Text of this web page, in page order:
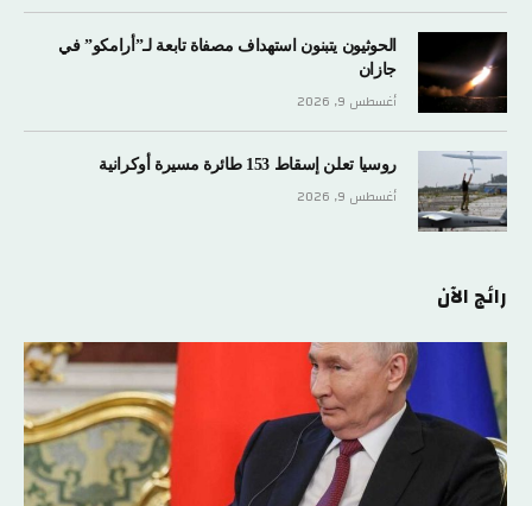
الحوثيون يتبنون استهداف مصفاة تابعة لـ”أرامكو” في
جازان
أغسطس 9, 2026
روسيا تعلن إسقاط 153 طائرة مسيرة أوكرانية
أغسطس 9, 2026
رائج الآن